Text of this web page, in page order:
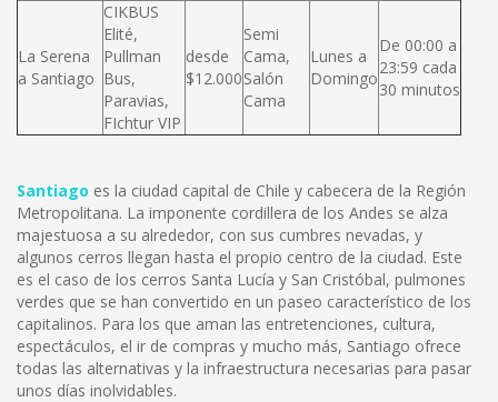
La Serena
a Santiago
CIKBUS
Elité,
Pullman
Bus,
Paravias,
FIchtur VIP
desde
$12.000
Semi
Cama,
Salón
Cama
Lunes a
Domingo
De 00:00 a
23:59 cada
30 minutos
Santiago es la ciudad capital de Chile y cabecera de la Región
Metropolitana. La imponente cordillera de los Andes se alza
majestuosa a su alrededor, con sus cumbres nevadas, y
algunos cerros llegan hasta el propio centro de la ciudad. Este
es el caso de los cerros Santa Lucía y San Cristóbal, pulmones
verdes que se han convertido en un paseo característico de los
capitalinos. Para los que aman las entretenciones, cultura,
espectáculos, el ir de compras y mucho más, Santiago ofrece
todas las alternativas y la infraestructura necesarias para pasar
unos días inolvidables.